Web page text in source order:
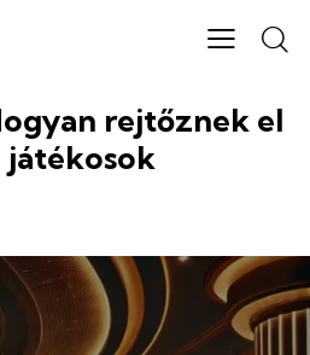
rejtőznek el
játékosok